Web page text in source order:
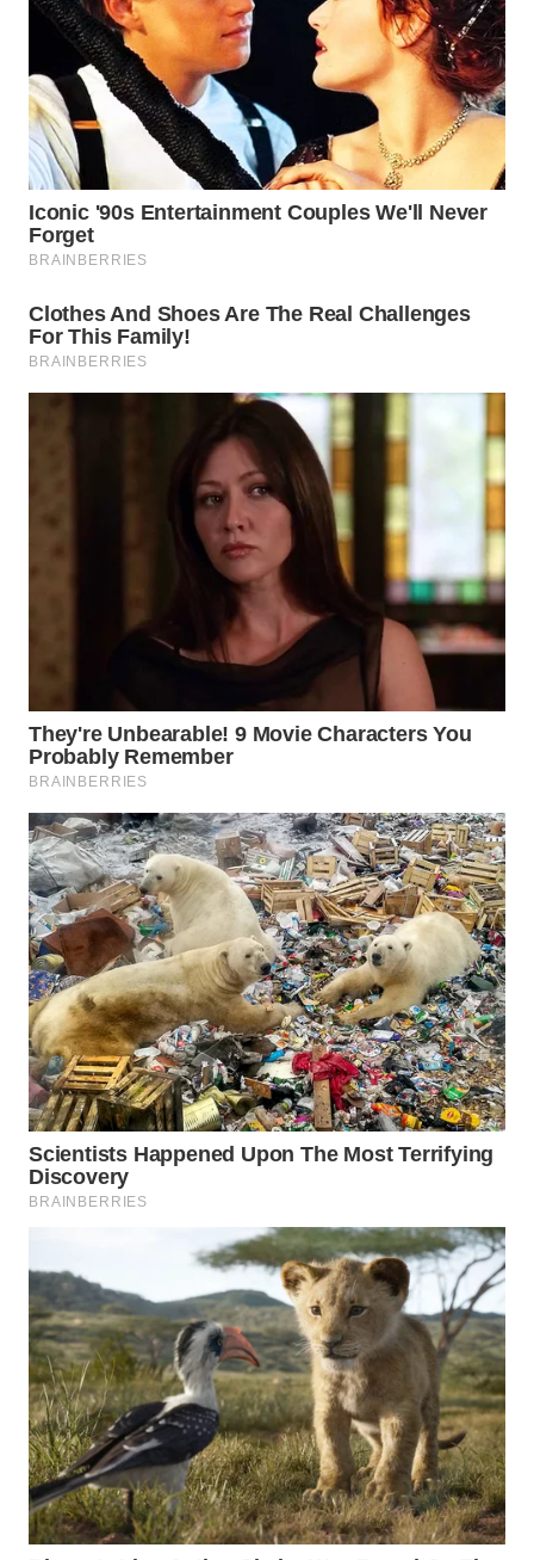
WN
TANJUNG
LESUNG
WN
KARO
WN
SIMALUNGUN
WN
LABUHANBATU
WN DELI
TINGGI
WN
PAKPAK
WN
KARAWANG
WN
BEKASI
WN
BOGOR
WN
DEPOK
WN
TAPANULI
WN
SAMOSIR
WN
PADANG
LAWAS
WN
SUMEDANG